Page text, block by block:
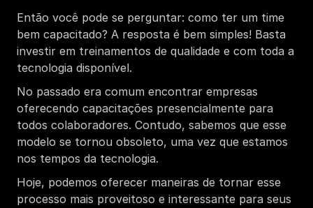
Então você pode se perguntar: como ter um time
bem capacitado? A resposta é bem simples! Basta
investir em treinamentos de qualidade e com toda a
tecnologia disponível.
No passado era comum encontrar empresas
oferecendo capacitações presencialmente para
todos colaboradores. Contudo, sabemos que esse
modelo se tornou obsoleto, uma vez que estamos
nos tempos da tecnologia.
Hoje, podemos oferecer maneiras de tornar esse
processo mais proveitoso e interessante para seus